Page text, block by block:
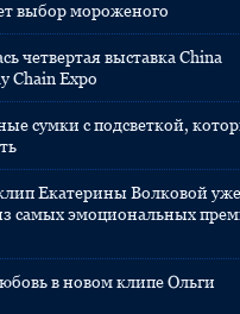
выбор мороженого
четвертая выставка China
Chain Expo
сумки с подсветкой,
Екатерины Волковой уже
самых эмоциональных
в новом клипе Ольги